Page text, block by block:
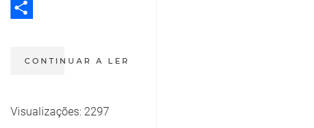
Twitter
CONTINUAR A LER
Visualizações: 2297